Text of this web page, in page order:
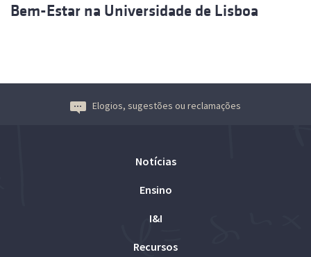
Bem-Estar na Universidade de Lisboa
Elogios, sugestões ou reclamações
Notícias
Ensino
I&I
Recursos